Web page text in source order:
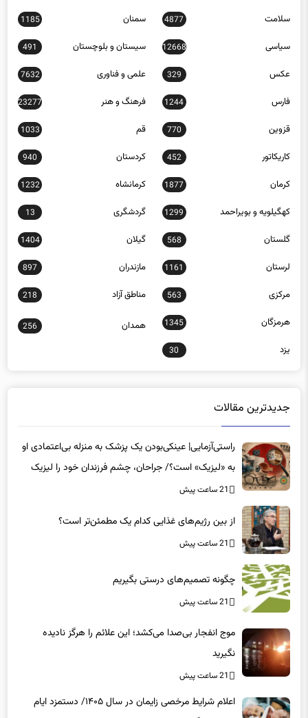
سلامت 4877 سمنان 1185
سیاسی 12668 سیستان و بلوچستان 491
عکس 329 علمی و فناوری 7632
فارس 1244 فرهنگ و هنر 23277
قزوین 770 قم 1033
کاریکاتور 452 کردستان 940
کرمان 1877 کرمانشاه 1232
کهگیلویه و بویراحمد 1299 گردشگری 13
گلستان 568 گیلان 1404
لرستان 1161 مازندران 897
مرکزی 563 مناطق آزاد 218
هرمزگان 1345 همدان 256
یزد 30
جدیدترین مقالات
راستی‌آزمایی| عینکی‌بودن یک پزشک به منزله بی‌اعتمادی او
به «لیزیک» است؟/ جراحان، چشم فرزندان خود را لیزیک
می‌کنند؟
21 ساعت پیش
از بین رژیم‌های غذایی کدام یک مطمئن‌تر است؟‌
21 ساعت پیش
چگونه تصمیم‌های درستی بگیریم
21 ساعت پیش
موج انفجار بی‌صدا می‌کشد؛ این علائم را هرگز نادیده
نگیرید
21 ساعت پیش
اعلام شرایط مرخصی زایمان در سال ۱۴۰۵/ دستمزد ایام